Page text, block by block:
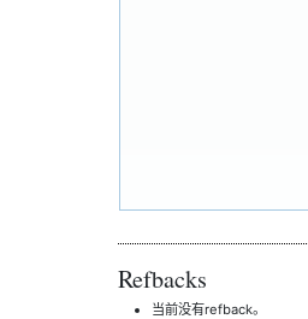
Refbacks
当前没有refback。